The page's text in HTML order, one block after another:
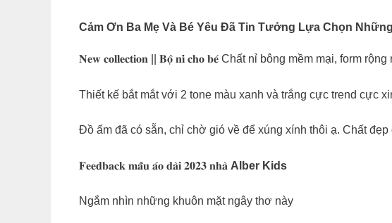
Cảm Ơn Ba Mẹ Và Bé Yêu Đã Tin Tưởng Lựa Chọn
𝐍𝐞𝐰 𝐜𝐨𝐥𝐥𝐞𝐜𝐭𝐢𝐨𝐧 || 𝐁𝐨̣̂ 𝐧𝐢̉ 𝐜𝐡𝐨 𝐛𝐞́ Chất nỉ bông mềm mại, form
Thiết kế bắt mắt với 2 tone màu xanh và trắng cực trend cực
Đồ ấm đã có sẵn, chỉ chờ gió về để xúng xính thôi ạ. Chất
𝐅𝐞𝐞𝐝𝐛𝐚𝐜𝐤 𝐦𝐚̂̃𝐮 𝐚́𝐨 𝐝𝐚̀𝐢 𝟐𝟎𝟐𝟑 𝐧𝐡𝐚̀ Alber Kids
Ngắm nhìn những khuôn mặt ngây thơ này